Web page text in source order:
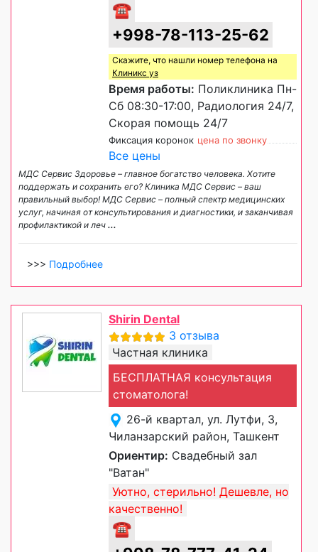
☎
+998-78-113-25-62
Скажите, что нашли номер телефона на
Клиникс уз
Время работы: Поликлиника Пн-
Сб 08:30-17:00, Радиология 24/7,
Скорая помощь 24/7
Фиксация коронок цена по звонку
Все цены
МДС Сервис Здоровье – главное богатство человека. Хотите
поддержать и сохранить его? Клиника МДС Сервис – ваш
правильный выбор! МДС Сервис – полный спектр медицинских
услуг, начиная от консультирования и диагностики, и заканчивая
профилактикой и леч ...
>>> Подробнее
Shirin Dental
3 отзыва
Частная клиника
БЕСПЛАТНАЯ консультация
стоматолога!
26-й квартал, ул. Лутфи, 3,
Чиланзарский район, Ташкент
Ориентир: Свадебный зал
"Ватан"
Уютно, стерильно! Дешевле, но
качественно!
☎